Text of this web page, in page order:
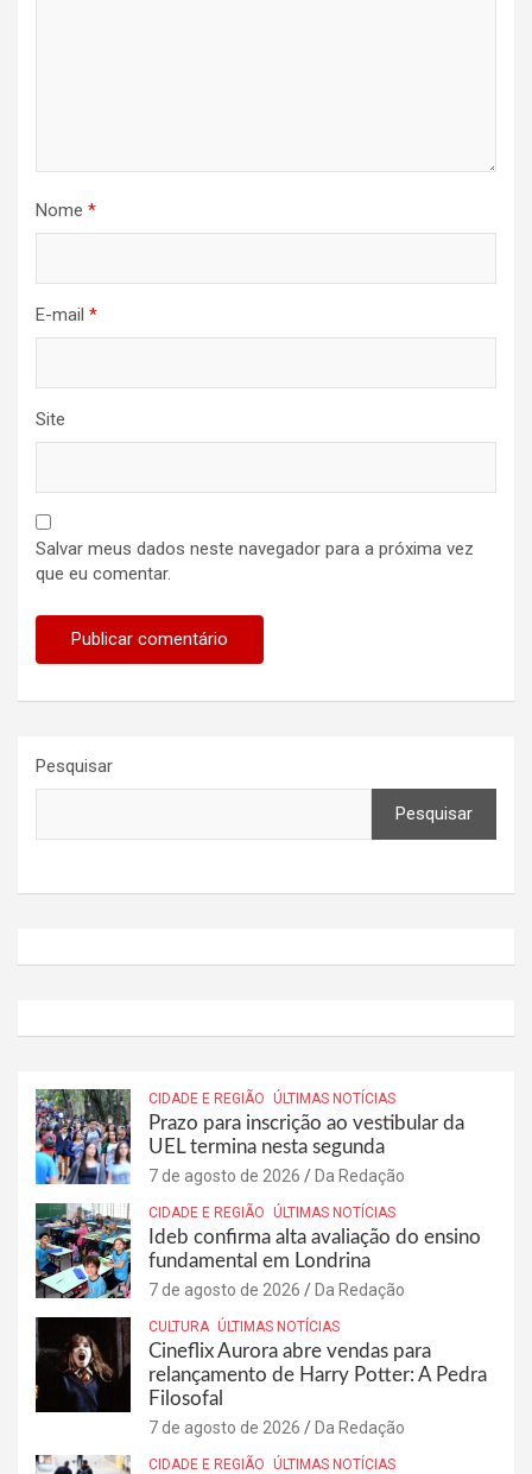
Nome *
E-mail *
Site
Salvar meus dados neste navegador para a próxima vez
que eu comentar.
Pesquisar
Pesquisar
CIDADE E REGIÃO ÚLTIMAS NOTÍCIAS
Prazo para inscrição ao vestibular da
UEL termina nesta segunda
7 de agosto de 2026 Da Redação
CIDADE E REGIÃO ÚLTIMAS NOTÍCIAS
Ideb confirma alta avaliação do ensino
fundamental em Londrina
7 de agosto de 2026 Da Redação
CULTURA ÚLTIMAS NOTÍCIAS
Cineflix Aurora abre vendas para
relançamento de Harry Potter: A Pedra
Filosofal
7 de agosto de 2026 Da Redação
CIDADE E REGIÃO ÚLTIMAS NOTÍCIAS